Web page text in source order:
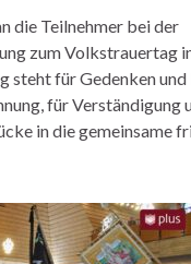
die Teilnehmer bei der
zum Volkstrauertag
steht für Gedenken und
für Verständigung
in die gemeinsame